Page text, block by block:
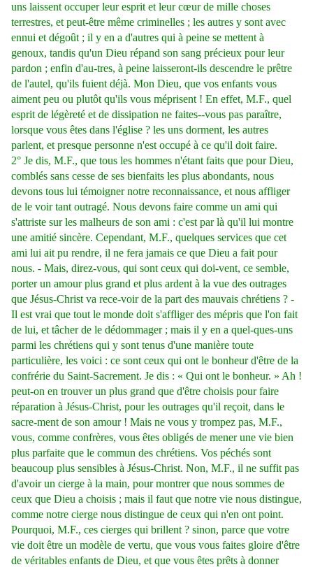
uns laissent occuper leur esprit et leur cœur de mille choses
terrestres, et peut-être même criminelles ; les autres y sont avec
ennui et dégoût ; il y en a d'autres qui à peine se mettent à
genoux, tandis qu'un Dieu répand son sang précieux pour leur
pardon ; enfin d'au-tres, à peine laisseront-ils descendre le prêtre
de l'autel, qu'ils fuient déjà. Mon Dieu, que vos enfants vous
aiment peu ou plutôt qu'ils vous méprisent ! En effet, M.F., quel
esprit de légèreté et de dissipation ne faites--vous pas paraître,
lorsque vous êtes dans l'église ? les uns dorment, les autres
parlent, et presque personne n'est occupé à ce qu'il doit faire.
2° Je dis, M.F., que tous les hommes n'étant faits que pour Dieu,
comblés sans cesse de ses bienfaits les plus abondants, nous
devons tous lui témoigner notre reconnaissance, et nous affliger
de le voir tant outragé. Nous devons faire comme un ami qui
s'attriste sur les malheurs de son ami : c'est par là qu'il lui montre
une amitié sincère. Cependant, M.F., quelques services que cet
ami lui ait pu rendre, il ne fera jamais ce que Dieu a fait pour
nous. - Mais, direz-vous, qui sont ceux qui doi-vent, ce semble,
porter un amour plus grand et plus ardent à la vue des outrages
que Jésus-Christ va rece-voir de la part des mauvais chrétiens ? -
Il est vrai que tout le monde doit s'affliger des mépris que l'on fait
de lui, et tâcher de le dédommager ; mais il y en a quel-ques-uns
parmi les chrétiens qui y sont tenus d'une manière toute
particulière, les voici : ce sont ceux qui ont le bonheur d'être de la
confrérie du Saint-Sacrement. Je dis : « Qui ont le bonheur. » Ah !
peut-on en trouver un plus grand que d'être choisis pour faire
réparation à Jésus-Christ, pour les outrages qu'il reçoit, dans le
sacre-ment de son amour ! Mais ne vous y trompez pas, M.F.,
vous, comme confrères, vous êtes obligés de mener une vie bien
plus parfaite que le commun des chrétiens. Vos péchés sont
beaucoup plus sensibles à Jésus-Christ. Non, M.F., il ne suffit pas
d'avoir un cierge à la main, pour montrer que nous sommes de
ceux que Dieu a choisis ; mais il faut que notre vie nous distingue,
comme notre cierge nous distingue de ceux qui n'en ont point.
Pourquoi, M.F., ces cierges qui brillent ? sinon, parce que votre
vie doit être un modèle de vertu, que vous vous faites gloire d'être
de véritables enfants de Dieu, et que vous êtes prêts à donner